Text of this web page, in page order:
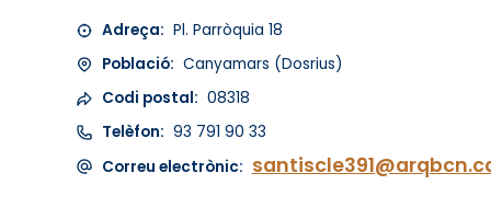
Adreça: Pl. Parròquia 18
Població: Canyamars (Dosrius)
Codi postal: 08318
Telèfon: 93 791 90 33
Correu electrònic: